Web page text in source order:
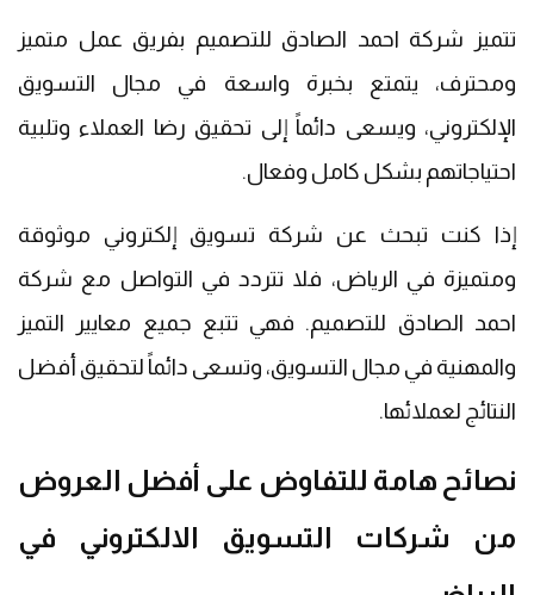
تتميز شركة احمد الصادق للتصميم بفريق عمل متميز
ومحترف، يتمتع بخبرة واسعة في مجال التسويق
الإلكتروني، ويسعى دائماً إلى تحقيق رضا العملاء وتلبية
احتياجاتهم بشكل كامل وفعال.
إذا كنت تبحث عن شركة تسويق إلكتروني موثوقة
ومتميزة في الرياض، فلا تتردد في التواصل مع شركة
احمد الصادق للتصميم. فهي تتبع جميع معايير التميز
والمهنية في مجال التسويق، وتسعى دائماً لتحقيق أفضل
النتائج لعملائها.
نصائح هامة للتفاوض على أفضل العروض
من شركات التسويق الالكتروني في